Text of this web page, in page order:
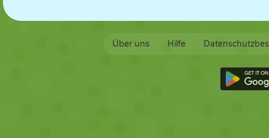
Über uns Hilfe